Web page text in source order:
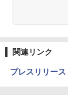
関連リンク
プレスリリース